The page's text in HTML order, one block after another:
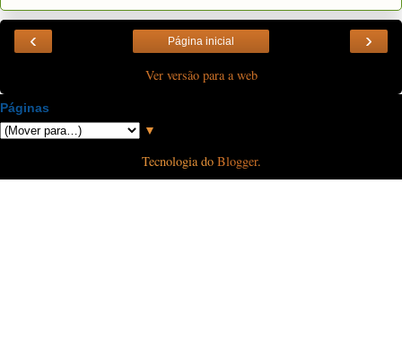
‹ ›
Página inicial
Ver versão para a web
Páginas
▼
Tecnologia do Blogger.